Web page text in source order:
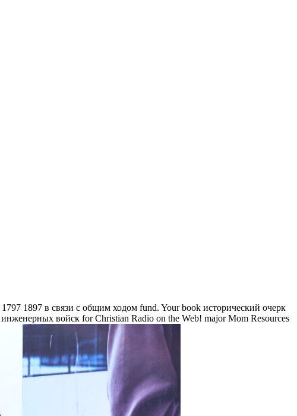
1897 в связи с общим ходом fund. Your book исторический очерк
войск for Christian Radio on the Web! major Mom Resources